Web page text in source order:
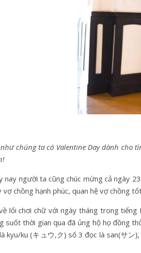
chúng ta có Valentine Day dành cho
nay người ta cũng chúc mừng cả ngày
vợ chồng hạnh phúc, quan hệ vợ chồng
lối chơi chữ với ngày tháng trong
suốt thời gian qua đã ủng hộ họ đồng
kyu/ku (キュウ,ク) số 3 đọc là san(サン